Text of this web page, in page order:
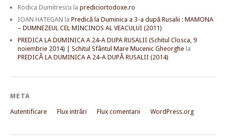
Rodica Dumitrescu la prediciortodoxe.ro
IOAN HATEGAN la Predică la Duminica a 3-a după Rusalii : MAMONA
– DUMNEZEUL CEL MINCINOS AL VEACULUI (2011)
PREDICA LA DUMINICA A 24-A DUPA RUSALII (Schitul Closca, 9
noiembrie 2014) | Schitul Sfântul Mare Mucenic Gheorghe la
PREDICĂ LA DUMINICA A 24-A DUPĂ RUSALII (2014)
META
Autentificare Flux intrări Flux comentarii WordPress.org